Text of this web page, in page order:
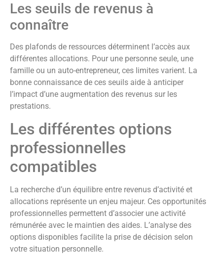
Les seuils de revenus à
connaître
Des plafonds de ressources déterminent l’accès aux
différentes allocations. Pour une personne seule, une
famille ou un auto-entrepreneur, ces limites varient. La
bonne connaissance de ces seuils aide à anticiper
l’impact d’une augmentation des revenus sur les
prestations.
Les différentes options
professionnelles
compatibles
La recherche d’un équilibre entre revenus d’activité et
allocations représente un enjeu majeur. Ces opportunités
professionnelles permettent d’associer une activité
rémunérée avec le maintien des aides. L’analyse des
options disponibles facilite la prise de décision selon
votre situation personnelle.